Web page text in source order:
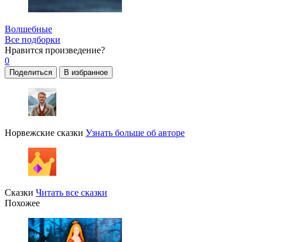
Волшебные
Все подборки
Нравится произведение?
0
Поделиться В избранное
Норвежские сказки Узнать больше об авторе
Сказки Читать все сказки
Похожее